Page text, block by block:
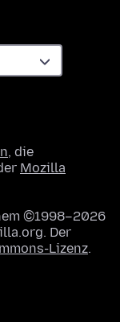
, die
Mozilla
©1998–2026
Der
Lizenz.